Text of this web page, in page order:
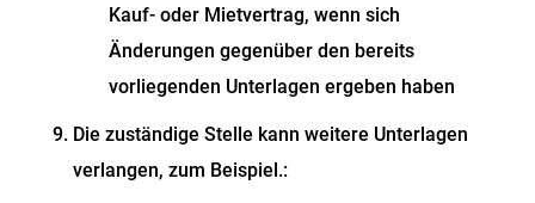
Kauf- oder Mietvertrag, wenn sich
Änderungen gegenüber den bereits
vorliegenden Unterlagen ergeben haben
Die zuständige Stelle kann weitere Unterlagen
verlangen, zum Beispiel.: